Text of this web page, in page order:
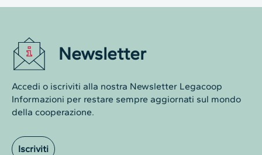
Newsletter
Accedi o iscriviti alla nostra Newsletter Legacoop
Informazioni per restare sempre aggiornati sul mondo
della cooperazione.
Iscriviti